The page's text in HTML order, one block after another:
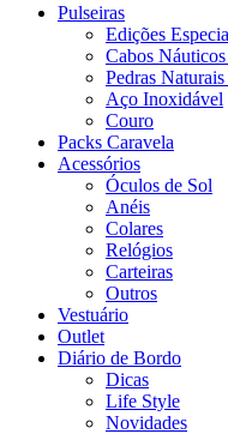
Pulseiras
Edições
Cabos
Pedras
Aço Inoxidável
Couro
Packs Caravela
Acessórios
Óculos de Sol
Anéis
Colares
Relógios
Carteiras
Outros
Vestuário
Outlet
Diário de Bordo
Dicas
Life Style
Novidades